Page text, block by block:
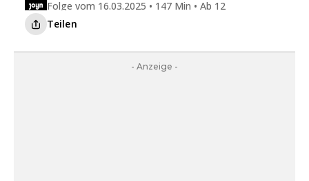
Folge vom 16.03.2025 • 147 Min • Ab 12
Teilen
- Anzeige -